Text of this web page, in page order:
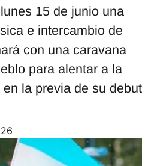
15 de junio una
e intercambio de
con una caravana
para alentar a la
la previa de su debut